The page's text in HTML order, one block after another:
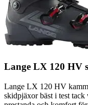
Lange LX 120 HV
Lange LX 120 HV
skidpjäxor bäst i test